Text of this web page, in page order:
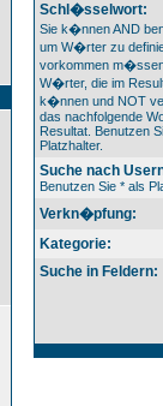
Schl�sselwort:
Sie k�nnen AND
um W�rter zu
vorkommen
W�rter, die im
k�nnen und NOT
das nachfolgende
Resultat. Benutzen
Platzhalter.
Suche nach
Benutzen Sie * als
Verkn�pfung:
Kategorie:
Suche in Feldern: